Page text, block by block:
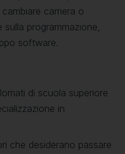
carriera o
sulla programmazione,
software.
di scuola superiore
in
che desiderano passare